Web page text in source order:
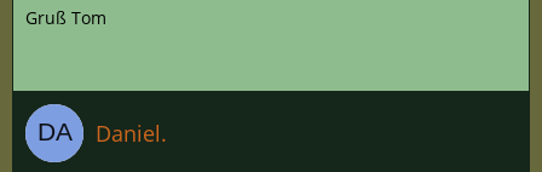
Gruß Tom
Daniel.